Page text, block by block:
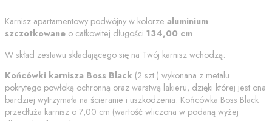
Karnisz apartamentowy podwójny w kolorze aluminium
szczotkowane o całkowitej długości 134,00 cm.
W skład zestawu składającego się na Twój karnisz wchodzą:
Końcówki karnisza Boss Black (2 szt.) wykonana z metalu
pokrytego powłoką ochronną oraz warstwą lakieru, dzięki której jest ona
bardziej wytrzymała na ścieranie i uszkodzenia. Końcówka Boss Black
przedłuża karnisz o 7,00 cm (wartość wliczona w podaną wyżej